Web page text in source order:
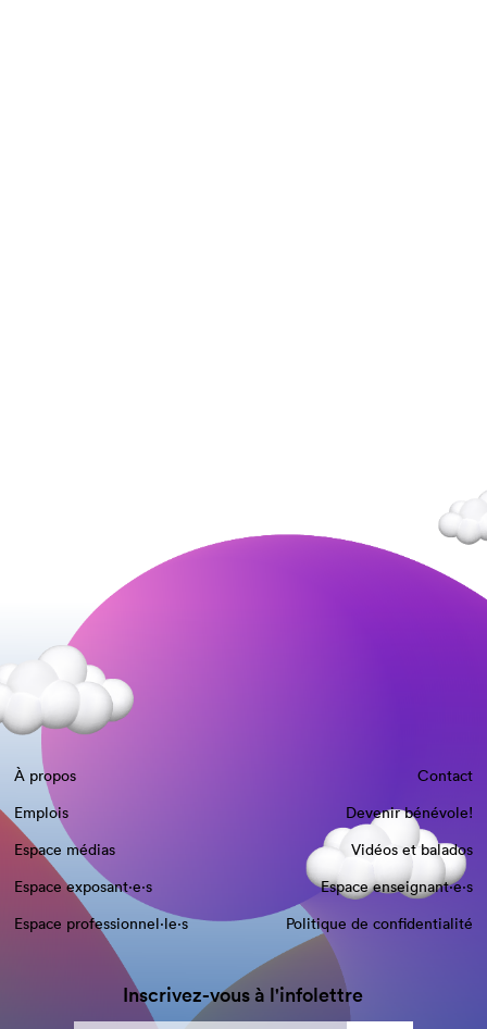
À propos
Contact
Emplois
Devenir bénévole!
Espace médias
Vidéos et balados
Espace exposant·e⋅s
Espace enseignant·e⋅s
Espace professionnel·le⋅s
Politique de confidentialité
Inscrivez-vous à l'infolettre